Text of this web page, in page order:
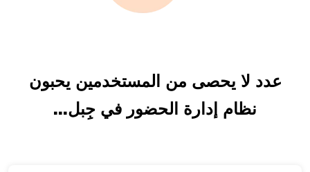
عدد لا يحصى من المستخدمين يحبون
نظام إدارة الحضور في جِبل...